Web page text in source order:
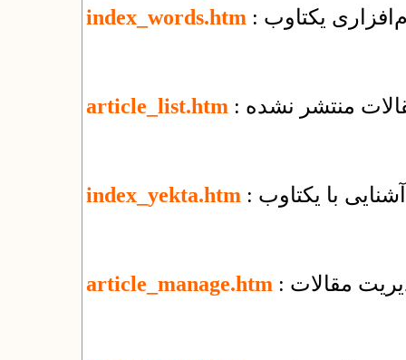
index_words.htm یکتاوب
article_list.htm منتشر نشده
index_yekta.htm : آشنایی با یکتاوب
article_manage.htm مقالات